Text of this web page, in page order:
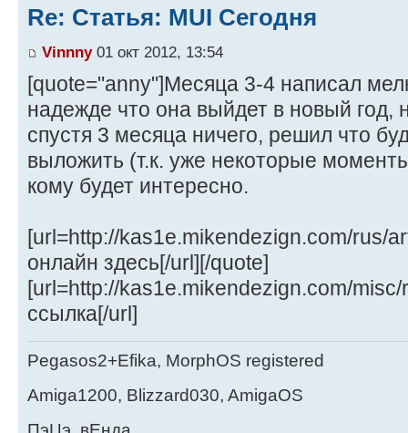
Re: Статья: MUI Сегодня
Vinnny01 окт 2012, 13:54
[quote="anny"]Месяца 3-4 написал
надежде что она выйдет в новый год,
спустя 3 месяца ничего, решил что
выложить (т.к. уже некоторые
кому будет интересно.
[url=http://kas1e.mikendezign.com/rus/
онлайн здесь[/url][/quote]
[url=http://kas1e.mikendezign.com/
ссылка[/url]
Pegasos2+Efika, MorphOS registered
Amiga1200, Blizzard030, AmigaOS